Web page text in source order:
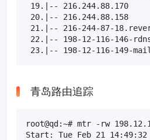
19.|-- 216.244.88.170
20.|-- 216.244.88.158
21.|-- 216-244-87-
22.|-- 198-12-116-146-
23.|-- 198-12-116-149-
青岛路由追踪
root@qd:~# mtr -rw
Start: Tue Feb 21 14:49:32